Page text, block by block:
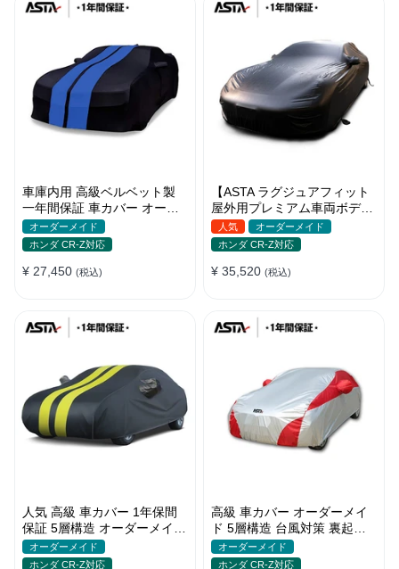
車庫内用 高級ベルベット製
一年間保証 車カバー オーダ
ーメイド 水洗いOK 防塵防汚
軽/普自動車 SUV
オーダーメイド
ホンダ CR-Z対応
¥ 27,450 (税込)
【ASTA ラグジュアフィット
屋外用プレミアム車両ボディ
カバー】オーダーメイド PU
レザー 車カバー 裏起毛 防水
防風 耐久性
人気
オーダーメイド
ホンダ CR-Z対応
¥ 35,520 (税込)
人気 高級 車カバー 1年保間
保証 5層構造 オーダーメイド
裏起毛 台風対策 防水 コーデ
ィング保護
オーダーメイド
ホンダ CR-Z対応
高級 車カバー オーダーメイ
ド 5層構造 台風対策 裏起毛
車種専用 コーディング保護
日焼け防止
オーダーメイド
ホンダ CR-Z対応